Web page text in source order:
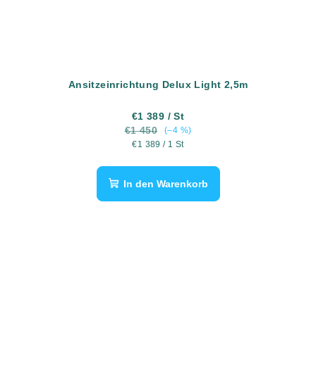
Ansitzeinrichtung Delux Light 2,5m
€1 389 / St
€1 450
(–4 %)
Verkaufspreis:
€1 389 / 1 St
In den Warenkorb